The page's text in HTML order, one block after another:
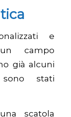
e
campo
già alcuni
stati
scatola